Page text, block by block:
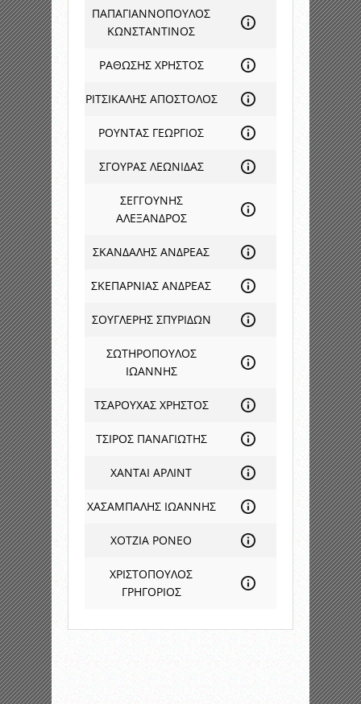
ΠΑΠΑΓΙΑΝΝΟΠΟΥΛΟΣ
ΚΩΝΣΤΑΝΤΙΝΟΣ
ΡΑΘΩΣΗΣ ΧΡΗΣΤΟΣ
ΡΙΤΣΙΚΑΛΗΣ ΑΠΟΣΤΟΛΟΣ
ΡΟΥΝΤΑΣ ΓΕΩΡΓΙΟΣ
ΣΓΟΥΡΑΣ ΛΕΩΝΙΔΑΣ
ΣΕΓΓΟΥΝΗΣ
ΑΛΕΞΑΝΔΡΟΣ
ΣΚΑΝΔΑΛΗΣ ΑΝΔΡΕΑΣ
ΣΚΕΠΑΡΝΙΑΣ ΑΝΔΡΕΑΣ
ΣΟΥΓΛΕΡΗΣ ΣΠΥΡΙΔΩΝ
ΣΩΤΗΡΟΠΟΥΛΟΣ
ΙΩΑΝΝΗΣ
ΤΣΑΡΟΥΧΑΣ ΧΡΗΣΤΟΣ
ΤΣΙΡΟΣ ΠΑΝΑΓΙΩΤΗΣ
ΧΑΝΤΑΙ ΑΡΛΙΝΤ
ΧΑΣΑΜΠΑΛΗΣ ΙΩΑΝΝΗΣ
ΧΟΤΖΙΑ ΡΟΝΕΟ
ΧΡΙΣΤΟΠΟΥΛΟΣ
ΓΡΗΓΟΡΙΟΣ